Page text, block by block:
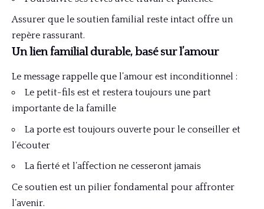
Assurer que le soutien familial reste intact offre un
repère rassurant.
Un lien familial durable, basé sur l’amour
Le message rappelle que l’amour est inconditionnel :
Le petit-fils est et restera toujours une part
importante de la famille
La porte est toujours ouverte pour le conseiller et
l’écouter
La fierté et l’affection ne cesseront jamais
Ce soutien est un pilier fondamental pour affronter
l’avenir.